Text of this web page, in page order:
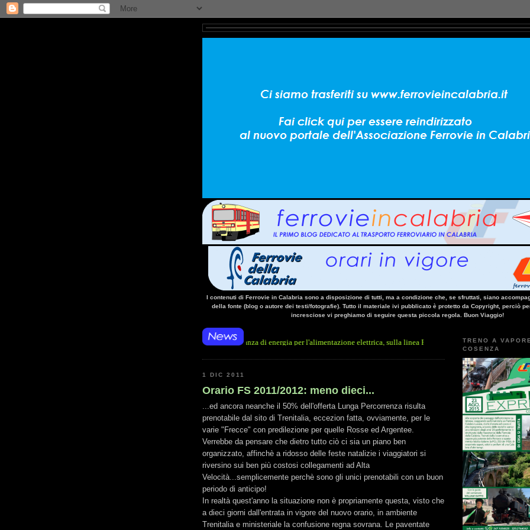
I contenuti di Ferrovie in Calabria sono a disposizione di tutti, ma a condizione che, se sfruttati, siano
della fonte (blog o autore dei testi/fotografie). Tutto il materiale ivi pubblicato è protetto da Copyright, perciò
incresciose vi preghiamo di seguire questa piccola regola. Buon Viaggio!
• 14/10/14 • La mancanza di energia per l'alimentazione elettrica, sulla linea Paola - Cosenza, causa l'arresto
1 DIC 2011
Orario FS 2011/2012: meno dieci...
...ed ancora neanche il 50% dell'offerta Lunga Percorrenza risulta
prenotabile dal sito di Trenitalia, eccezion fatta, ovviamente, per le
varie "Frecce" con predilezione per quelle Rosse ed Argentee.
Verrebbe da pensare che dietro tutto ciò ci sia un piano ben
organizzato, affinchè a ridosso delle feste natalizie i viaggiatori si
riversino sui ben più costosi collegamenti ad Alta
Velocità...semplicemente perchè sono gli unici prenotabili con un buon
periodo di anticipo!
In realtà quest'anno la situazione non è propriamente questa, visto che
a dieci giorni dall'entrata in vigore del nuovo orario, in ambiente
Trenitalia e ministeriale la confusione regna sovrana. Le paventate
TRENO A
COSENZA